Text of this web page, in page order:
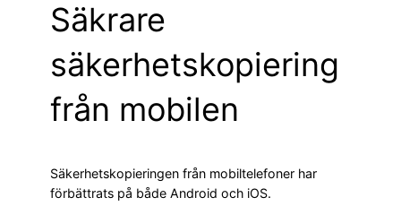
Säkrare
säkerhetskopiering
från mobilen
Säkerhetskopieringen från mobiltelefoner har
förbättrats på både Android och iOS.